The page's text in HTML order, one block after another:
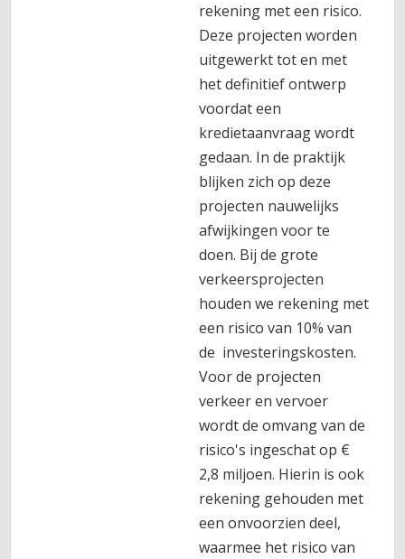
rekening met een risico.
Deze projecten worden
uitgewerkt tot en met
het definitief ontwerp
voordat een
kredietaanvraag wordt
gedaan. In de praktijk
blijken zich op deze
projecten nauwelijks
afwijkingen voor te
doen. Bij de grote
verkeersprojecten
houden we rekening met
een risico van 10% van
de investeringskosten.
Voor de projecten
verkeer en vervoer
wordt de omvang van de
risico's ingeschat op €
2,8 miljoen. Hierin is ook
rekening gehouden met
een onvoorzien deel,
waarmee het risico van